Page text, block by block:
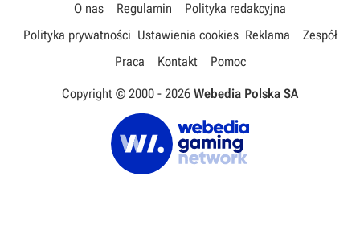
O nas Regulamin
Polityka redakcyjna
Polityka prywatności Ustawienia cookies Reklama
Zespół
Praca
Kontakt Pomoc
Copyright © 2000 - 2026 Webedia Polska SA